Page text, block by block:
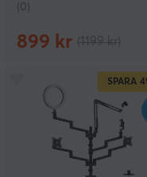
(0)
899 kr
SPARA